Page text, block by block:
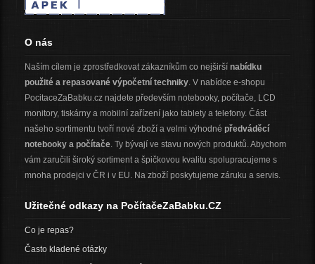
O nás
Naším cílem je zprostředkovat zákazníkům co nejširší nabídku
použité a repasované výpočetní techniky. V nabídce e-shopu
PocitaceZaBabku.cz najdete především notebooky, počítače, LCD
monitory, tiskárny a mobilní zařízení jako tablety a telefony. Část
našeho sortimentu tvoří nové zboží a velmi výhodné předváděcí
notebooky a počítače. Ty bývají ve stavu nových produktů. Abychom
vám zaručili široký sortiment a špičkovou kvalitu spolupracujeme s
mnoha prodejci v ČR i v EU. Na zboží poskytujeme záruku a servis.
Užitečné odkazy na PočítačeZaBabku.CZ
Co je repas?
Často kladené otázky